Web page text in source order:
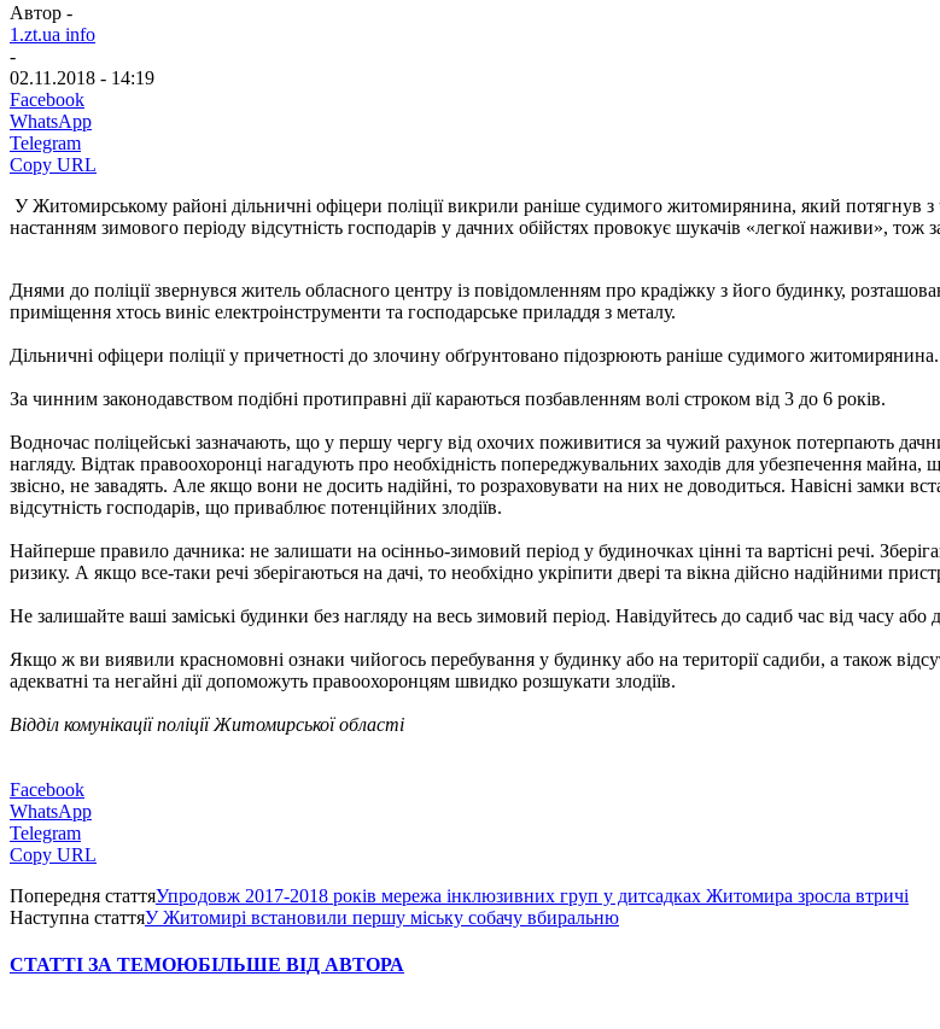
Автор -
1.zt.ua info
-
02.11.2018 - 14:19
Facebook
WhatsApp
Telegram
Copy URL
У Житомирському районі дільничні офіцери поліції викрили раніше судимого житомирянина, який потягнув з
настанням зимового періоду відсутність господарів у дачних обійстях провокує шукачів «легкої наживи»,
Днями до поліції звернувся житель обласного центру із повідомленням про крадіжку з його будинку,
приміщення хтось виніс електроінструменти та господарське приладдя з металу.
Дільничні офіцери поліції у причетності до злочину обґрунтовано підозрюють раніше судимого житомирянина.
За чинним законодавством подібні протиправні дії караються позбавленням волі строком від 3 до 6 років.
Водночас поліцейські зазначають, що у першу чергу від охочих поживитися за чужий рахунок потерпають
нагляду. Відтак правоохоронці нагадують про необхідність попереджувальних заходів для убезпечення майна,
звісно, не завадять. Але якщо вони не досить надійні, то розраховувати на них не доводиться. Навісні замки
відсутність господарів, що приваблює потенційних злодіїв.
Найперше правило дачника: не залишати на осінньо-зимовий період у будиночках цінні та вартісні речі.
ризику. А якщо все-таки речі зберігаються на дачі, то необхідно укріпити двері та вікна дійсно надійними
Не залишайте ваші заміські будинки без нагляду на весь зимовий період. Навідуйтесь до садиб час від часу
Якщо ж ви виявили красномовні ознаки чийогось перебування у будинку або на території садиби, а також
адекватні та негайні дії допоможуть правоохоронцям швидко розшукати злодіїв.
Відділ комунікації поліції Житомирської області
Facebook
WhatsApp
Telegram
Copy URL
Попередня статтяУпродовж 2017-2018 років мережа інклюзивних груп у дитсадках Житомира зросла втричі
Наступна статтяУ Житомирі встановили першу міську собачу вбиральню
СТАТТІ ЗА ТЕМОЮБІЛЬШЕ ВІД АВТОРА